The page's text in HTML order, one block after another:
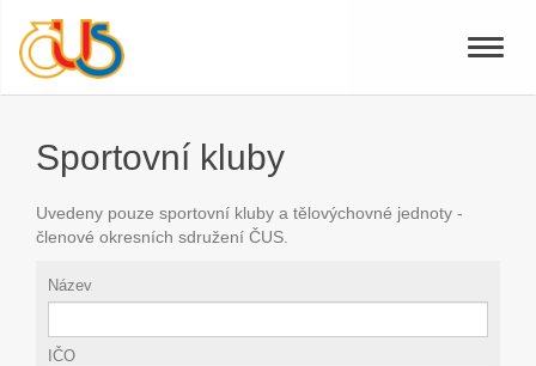
Toggle
Sportovní kluby
Uvedeny pouze sportovní kluby a tělovýchovné jednoty -
členové okresních sdružení ČUS.
Název
IČO